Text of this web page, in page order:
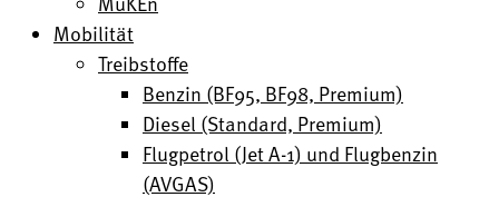
Mobilität
Treibstoffe
Benzin (BF95, BF98, Premium)
Diesel (Standard, Premium)
Flugpetrol (Jet A-1) und Flugbenzin
(AVGAS)